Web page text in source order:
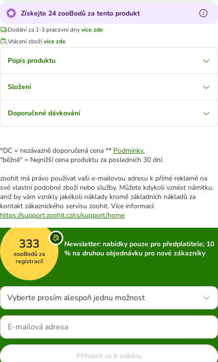
Získejte 24 zooBodů za tento produkt
Dodání za 1-3 pracovní dnyvíce zde
Vrácení zbožívíce zde
Popis produktu
Složení
Doporučené dávkování
*DC = nezávazně doporučená cena ** Podmínky.
"běžně" = Nejnižší cena produktu za posledních 30 dní.
zoohit má právo používat vaši e-mailovou adresu k přímé reklamě na
své vlastní podobné zboží nebo služby. Můžete kdykoli vznést námitku,
aniž by vám vznikly jakékoli náklady kromě základních nákladů za
kontakt zákaznického servisu zoohit. Více informací:
https://support.zoohit.cz/cs/support/home
333
zooBodů za
registraci!
Newsletter: nabídky pouze pro předplatitele; 10
% na druhou objednávku pro nové zákazníky
Vyberte prosím alespoň jednu možnost
Přihlásit se k odběru